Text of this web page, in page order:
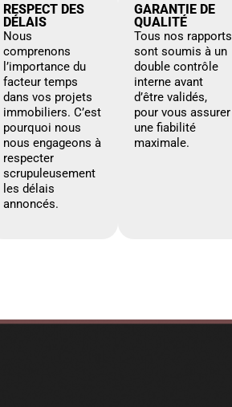
RESPECT DES
DÉLAIS
Nous
comprenons
l’importance du
facteur temps
dans vos projets
immobiliers. C’est
pourquoi nous
nous engageons à
respecter
scrupuleusement
les délais
annoncés.
GARANTIE DE
QUALITÉ
Tous nos rapports
sont soumis à un
double contrôle
interne avant
d’être validés,
pour vous assurer
une fiabilité
maximale.